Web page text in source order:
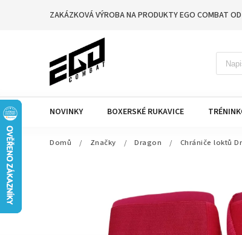
ZAKÁZKOVÁ VÝROBA NA PRODUKTY EGO COMBAT
NOVINKY BOXERSKÉ RUKAVICE
Domů / Značky / Dragon / Chrániče loktů